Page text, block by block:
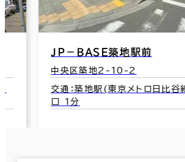
ＪＰ－ＢＡＳＥ築地駅前
中央区築地2-10-2
交通：築地駅(東京メトロ日比
口 1分